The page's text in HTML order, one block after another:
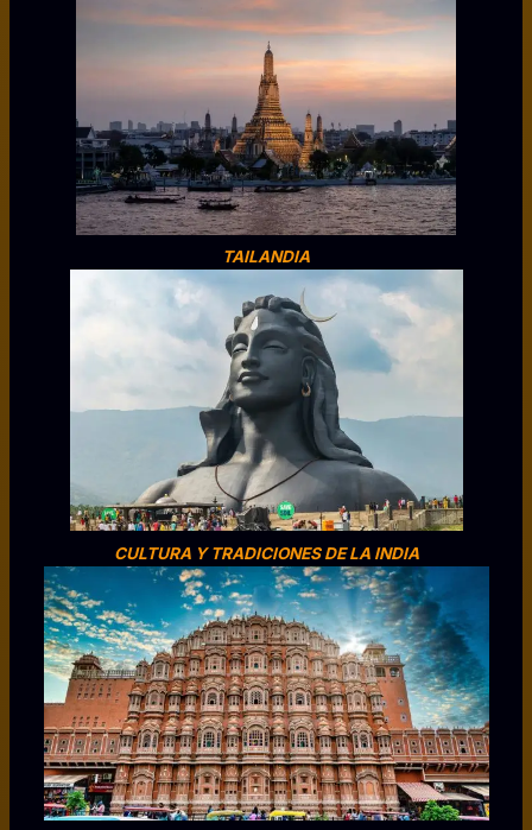
TAILANDIA
CULTURA Y TRADICIONES DE LA INDIA